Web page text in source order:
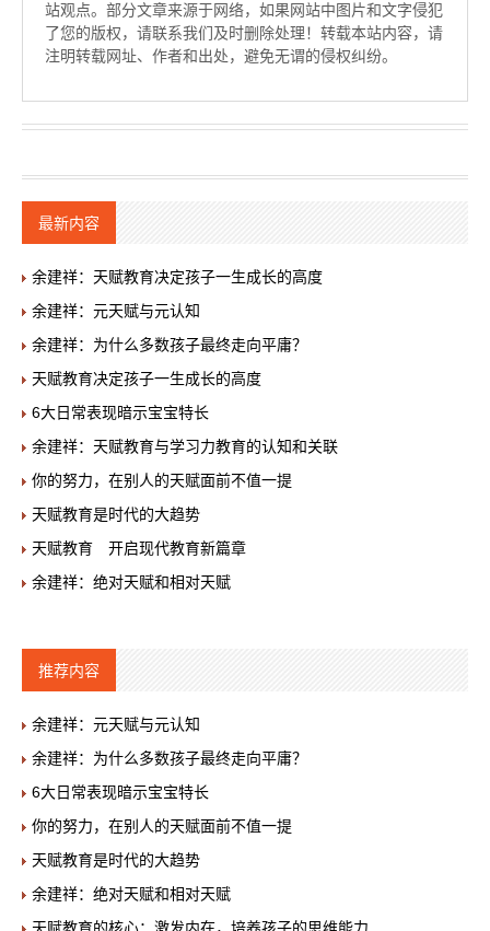
站观点。部分文章来源于网络，如果网站中图片和文字侵犯
了您的版权，请联系我们及时删除处理！转载本站内容，请
注明转载网址、作者和出处，避免无谓的侵权纠纷。
最新内容
余建祥：天赋教育决定孩子一生成长的高度
余建祥：元天赋与元认知
余建祥：为什么多数孩子最终走向平庸？
天赋教育决定孩子一生成长的高度
6大日常表现暗示宝宝特长
余建祥：天赋教育与学习力教育的认知和关联
你的努力，在别人的天赋面前不值一提
天赋教育是时代的大趋势
天赋教育 开启现代教育新篇章
余建祥：绝对天赋和相对天赋
推荐内容
余建祥：元天赋与元认知
余建祥：为什么多数孩子最终走向平庸？
6大日常表现暗示宝宝特长
你的努力，在别人的天赋面前不值一提
天赋教育是时代的大趋势
余建祥：绝对天赋和相对天赋